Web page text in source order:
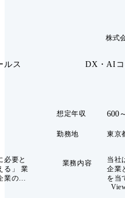
ルス
必要と
る」 業
業の経
株式
DX・AIコ
想定年収 600
勤務地 東京
業務内容
当社
企業
を当て
ト